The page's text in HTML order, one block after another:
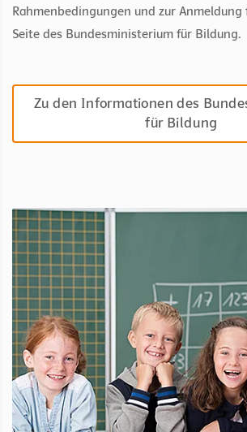
Rahmenbedingungen und zur Anmeldung
Seite des Bundesministerium für Bildung.
Zu den Informationen des
für Bildung